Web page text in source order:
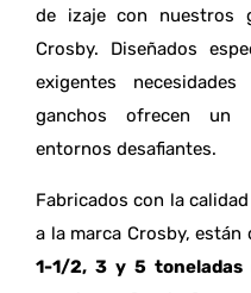
de izaje con nuestros
Crosby. Diseñados
exigentes
ganchos ofrecen un
entornos desafiantes.
Fabricados con la
a la marca Crosby, están
1-1/2, 3 y 5 toneladas